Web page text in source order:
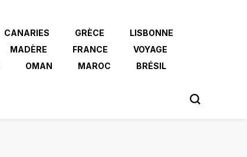
CANARIES GRÈCE
LISBONNE
MADÈRE FRANCE
VOYAGE
OMAN MAROC
BRÉSIL